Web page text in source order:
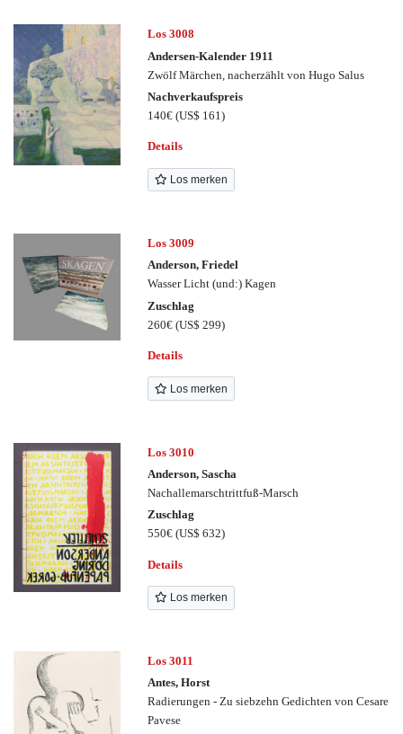
Los 3008
Andersen-Kalender 1911
Zwölf Märchen, nacherzählt von Hugo Salus
Nachverkaufspreis
140€(US$ 161)
Details
Los merken
Los 3009
Anderson, Friedel
Wasser Licht (und:) Kagen
Zuschlag
260€(US$ 299)
Details
Los merken
Los 3010
Anderson, Sascha
Nachallemarschtrittfuß-Marsch
Zuschlag
550€(US$ 632)
Details
Los merken
Los 3011
Antes, Horst
Radierungen - Zu siebzehn Gedichten von Cesare
Pavese